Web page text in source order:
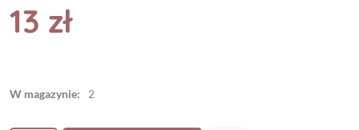
13 zł
W magazynie: 2